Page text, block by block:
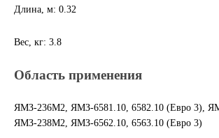
Длина, м: 0.32
Вес, кг: 3.8
Область применения
ЯМЗ-236М2, ЯМЗ-6581.10, 6582.10 (Евро 3),
ЯМЗ-238М2, ЯМЗ-6562.10, 6563.10 (Евро 3)